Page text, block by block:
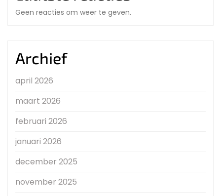
Geen reacties om weer te geven.
Archief
april 2026
maart 2026
februari 2026
januari 2026
december 2025
november 2025